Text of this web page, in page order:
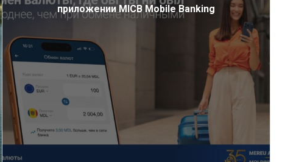
приложении MICB Mobile Banking